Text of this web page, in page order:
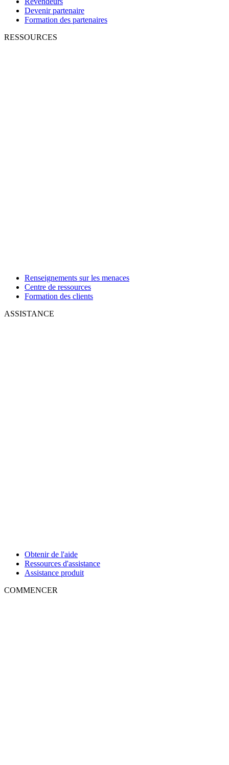
Devenir partenaire
Formation des partenaires
RESSOURCES
Renseignements sur les menaces
Centre de ressources
Formation des clients
ASSISTANCE
Obtenir de l'aide
Ressources d'assistance
Assistance produit
COMMENCER